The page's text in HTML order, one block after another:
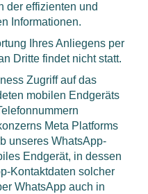
der effizienten und
Informationen.
Ihres Anliegens per
Dritte findet nicht statt.
Zugriff auf das
mobilen Endgeräts
Meta Platforms
unseres WhatsApp-
Endgerät, in dessen
Kontaktdaten solcher
WhatsApp auch in